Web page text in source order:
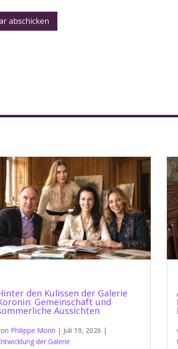
abschicken
den Kulissen der Galerie
Gemeinschaft und
Aussichten
Philippe Morin | Juli 19, 2026 |
der Galerie